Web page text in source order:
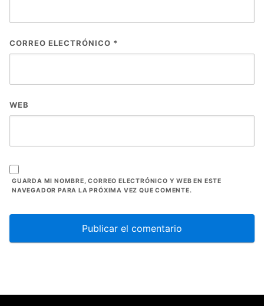
CORREO ELECTRÓNICO *
WEB
GUARDA MI NOMBRE, CORREO ELECTRÓNICO Y WEB EN ESTE
NAVEGADOR PARA LA PRÓXIMA VEZ QUE COMENTE.